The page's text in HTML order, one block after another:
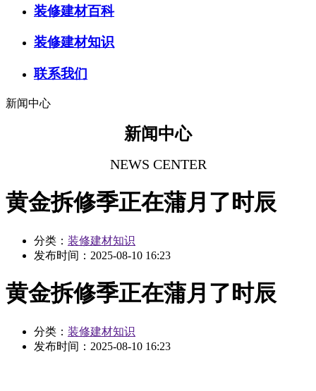
装修建材百科
装修建材知识
联系我们
新闻中心
新闻中心
NEWS CENTER
黄金拆修季正在蒲月了时辰
分类： 装修建材知识
发布时间： 2025-08-10 16:23
黄金拆修季正在蒲月了时辰
分类： 装修建材知识
发布时间： 2025-08-10 16:23